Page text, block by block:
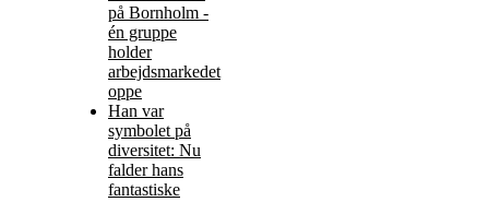
på Bornholm -
én gruppe
holder
arbejdsmarkedet
oppe
Han var
symbolet på
diversitet: Nu
falder hans
fantastiske